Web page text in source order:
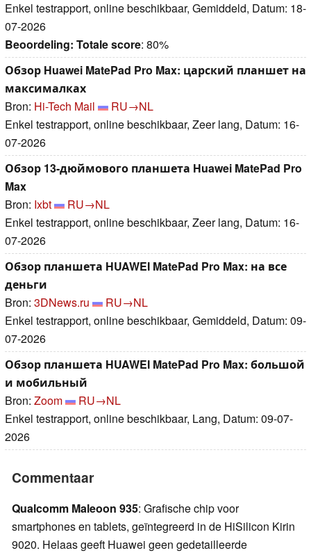
Enkel testrapport, online beschikbaar, Gemiddeld, Datum: 18-
07-2026
Beoordeling: Totale score: 80%
Обзор Huawei MatePad Pro Max: царский планшет на
максималках
Bron: Hi-Tech Mail
RU→NL
Enkel testrapport, online beschikbaar, Zeer lang, Datum: 16-
07-2026
Обзор 13-дюймового планшета Huawei MatePad Pro
Max
Bron: Ixbt
RU→NL
Enkel testrapport, online beschikbaar, Zeer lang, Datum: 16-
07-2026
Обзор планшета HUAWEI MatePad Pro Max: на все
деньги
Bron: 3DNews.ru
RU→NL
Enkel testrapport, online beschikbaar, Gemiddeld, Datum: 09-
07-2026
Обзор планшета HUAWEI MatePad Pro Max: большой
и мобильный
Bron: Zoom
RU→NL
Enkel testrapport, online beschikbaar, Lang, Datum: 09-07-
2026
Commentaar
Qualcomm Maleoon 935: Grafische chip voor
smartphones en tablets, geïntegreerd in de HiSilicon Kirin
9020. Helaas geeft Huawei geen gedetailleerde